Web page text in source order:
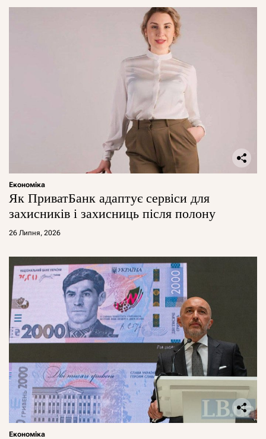
Економіка
Як ПриватБанк адаптує сервіси для
захисників і захисниць після полону
26 Липня, 2026
Економіка